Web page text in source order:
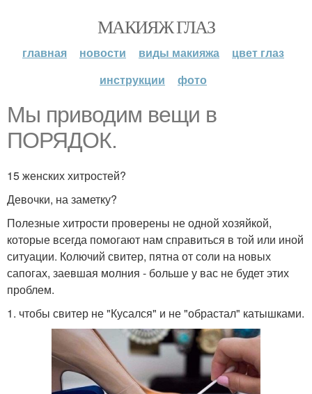
МАКИЯЖ ГЛАЗ
главная новости виды макияжа
цвет глаз
инструкции
фото
Мы приводим вещи в
ПОРЯДОК.
15 женских хитростей?
Девочки, на заметку?
Полезные хитрости проверены не одной хозяйкой,
которые всегда помогают нам справиться в той или иной
ситуации. Колючий свитер, пятна от соли на новых
сапогах, заевшая молния - больше у вас не будет этих
проблем.
1. чтобы свитер не "Кусался" и не "обрастал" катышками.